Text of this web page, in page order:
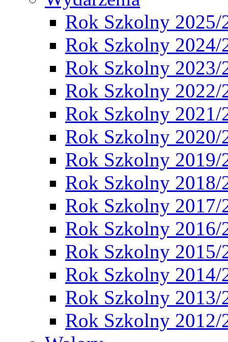
Rok Szkolny 2025/
Rok Szkolny 2024/
Rok Szkolny 2023/
Rok Szkolny 2022/
Rok Szkolny 2021/
Rok Szkolny 2020/
Rok Szkolny 2019/
Rok Szkolny 2018/
Rok Szkolny 2017/
Rok Szkolny 2016/
Rok Szkolny 2015/
Rok Szkolny 2014/
Rok Szkolny 2013/
Rok Szkolny 2012/